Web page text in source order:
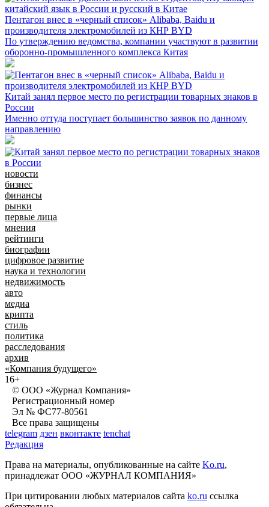
Пентагон внес в «черный список» Alibaba, Baidu и
производителя электромобилей из КНР BYD
По утверждению ведомства, компании участвуют в развитии
оборонно-промышленного комплекса Китая
Китай занял первое место по регистрации товарных знаков в
России
Именно оттуда поступает большинство заявок по данному
направлению
новости
бизнес
финансы
рынки
первые лица
мнения
рейтинги
биографии
цифровое развитие
наука и технологии
недвижимость
авто
медиа
крипта
стиль
политика
расследования
архив
«Компания будущего»
16+
© ООО «Журнал Компания»
Регистрационный номер
Эл № ФС77-80561
Все права защищены
telegram дзен вконтакте tenchat
Редакция
Права на материалы, опубликованные на сайте Ko.ru,
принадлежат ООО «ЖУРНАЛ КОМПАНИЯ»
При цитировании любых материалов сайта ko.ru ссылка